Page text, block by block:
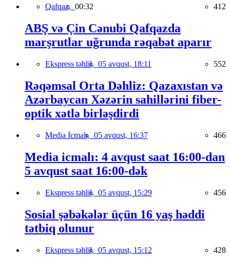
Qafqaz, 00:32 412
ABŞ və Çin Cənubi Qafqazda
marşrutlar uğrunda rəqabət aparır
Ekspress təhlil, 05 avqust, 18:11 552
Rəqəmsal Orta Dəhliz: Qazaxıstan və
Azərbaycan Xəzərin sahillərini fiber-
optik xətlə birləşdirdi
Media İcmalı, 05 avqust, 16:37 466
Media icmalı: 4 avqust saat 16:00-dan
5 avqust saat 16:00-dək
Ekspress təhlil, 05 avqust, 15:29 456
Sosial şəbəkələr üçün 16 yaş həddi
tətbiq olunur
Ekspress təhlil, 05 avqust, 15:12 428